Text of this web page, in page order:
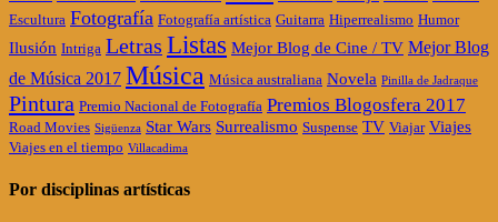
Escultura Fotografía Fotografía artística Guitarra Hiperrealismo Humor
Ilusión Intriga Letras Listas Mejor Blog de Cine / TV Mejor Blog
de Música 2017 Música Música australiana Novela Pinilla de Jadraque
Pintura Premio Nacional de Fotografía Premios Blogosfera 2017
Road Movies Sigüenza Star Wars Surrealismo Suspense TV Viajar Viajes
Viajes en el tiempo Villacadima
Por disciplinas artísticas